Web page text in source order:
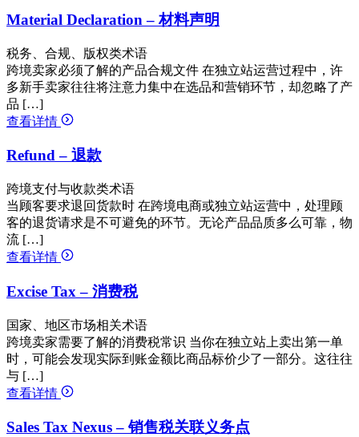
Material Declaration – 材料声明
税务、合规、版权类术语
跨境卖家必须了解的产品合规文件 在独立站运营过程中，许
多新手卖家往往将注意力集中在选品和营销环节，却忽略了产
品 […]
查看详情
Refund – 退款
跨境支付与收款类术语
当顾客要求退回货款时 在跨境电商或独立站运营中，处理顾
客的退货请求是不可避免的环节。无论产品品质多么可靠，物
流 […]
查看详情
Excise Tax – 消费税
国家、地区市场相关术语
跨境卖家需要了解的消费税常识 当你在独立站上卖出第一单
时，可能会发现实际到账金额比商品标价少了一部分。这往往
与 […]
查看详情
Sales Tax Nexus – 销售税关联义务点